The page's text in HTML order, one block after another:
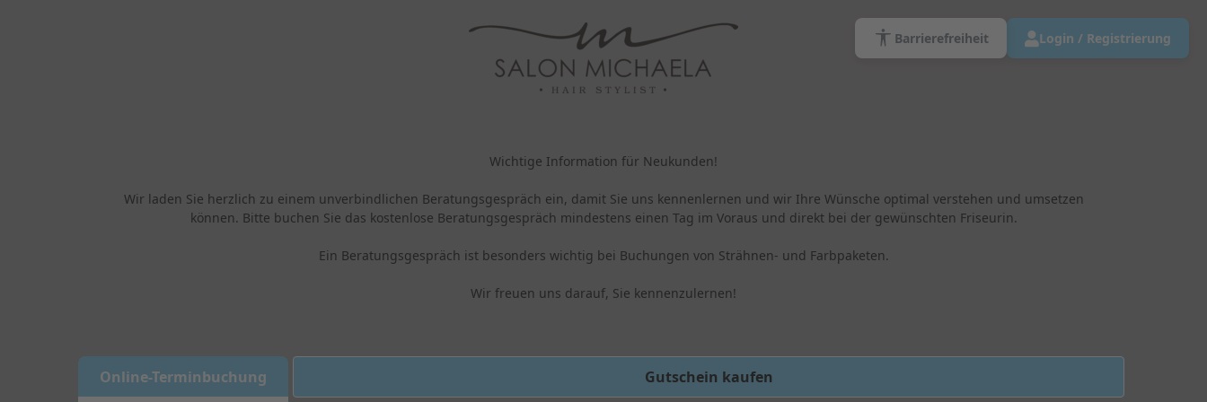
Wichtige Information für Neukunden!
Wir laden Sie herzlich zu einem unverbindlichen Beratungsgespräch ein, damit Sie uns kennenlernen und wir Ihre Wünsche optimal verstehen und umsetzen
können. Bitte buchen Sie das kostenlose Beratungsgespräch mindestens einen Tag im Voraus und direkt bei der gewünschten Friseurin.
Ein Beratungsgespräch ist besonders wichtig bei Buchungen von Strähnen- und Farbpaketen.
Wir freuen uns darauf, Sie kennenzulernen!
Barrierefreiheit Login / Registrierung
Online-Terminbuchung
Online-Terminbuchung
Gutschein kaufen